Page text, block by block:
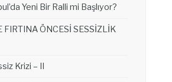
Yeni Bir Ralli mi Başlıyor?
FIRTINA ÖNCESİ SESSİZLİK
Krizi – II